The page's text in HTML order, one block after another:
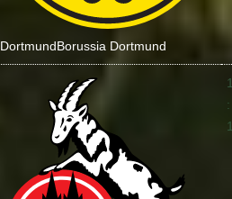
DortmundBorussia Dortmund
: